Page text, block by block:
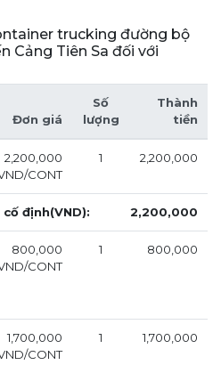
trucking đường bộ
Cảng Tiên Sa đối với
Đơn giá
Số
lượng
Thành
tiền
2,200,000
CONT
1 2,200,000
định(VND): 2,200,000
800,000
CONT
1 800,000
1,700,000
CONT
1 1,700,000